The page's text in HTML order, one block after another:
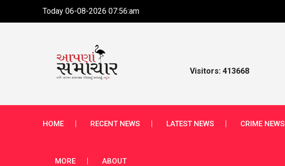
Today 06-08-2026 07:56:am
Visitors: 413668
HOME RECENT NEWS LATEST NEWS CRIME NEWS
MORE ABOUT